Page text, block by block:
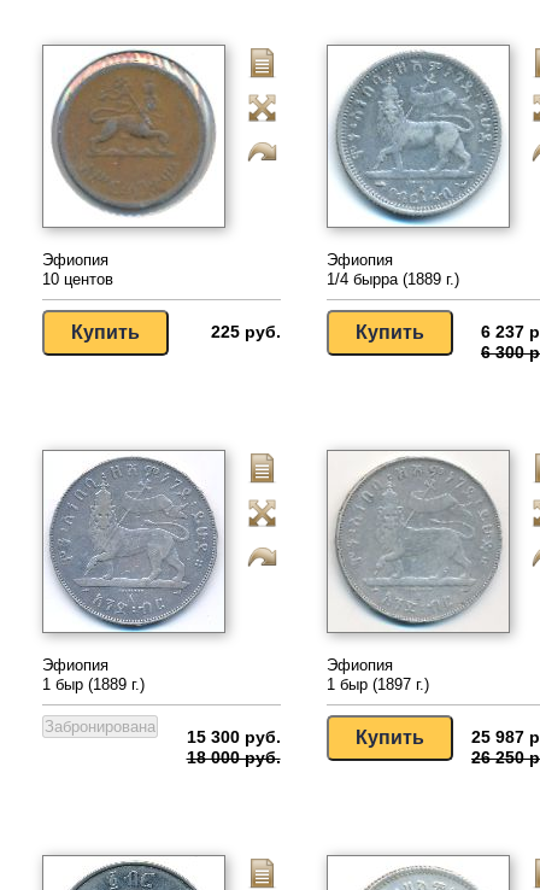
Эфиопия
10 центов
225 руб.
Эфиопия
1/4 бырра (1889 г.)
6 237
6 300
Эфиопия
1 быр (1889 г.)
15 300 руб.
18 000 руб.
Эфиопия
1 быр (1897 г.)
25 987
26 250